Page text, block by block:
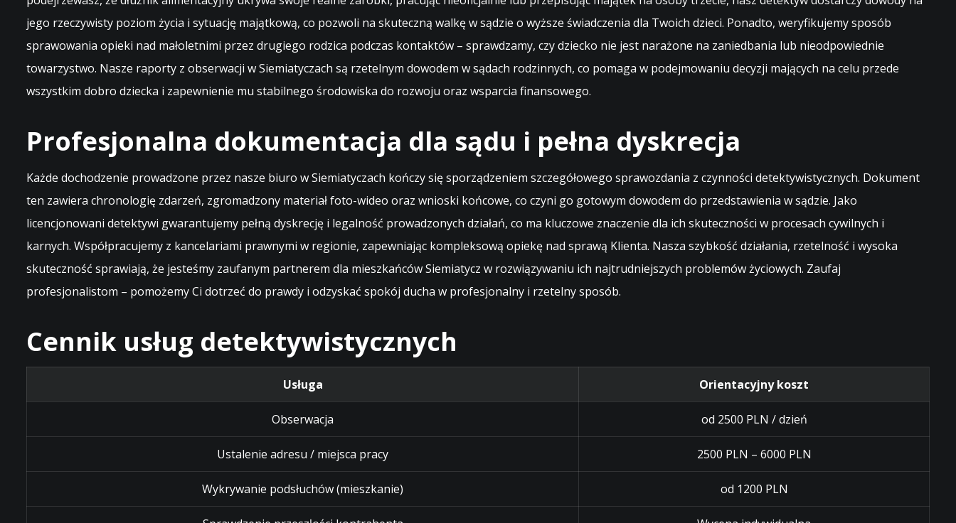
jego rzeczywisty poziom życia i sytuację majątkową, co pozwoli na skuteczną walkę w sądzie o wyższe świadczenia dla Twoich dzieci. Ponadto, weryfikujemy sposób
sprawowania opieki nad małoletnimi przez drugiego rodzica podczas kontaktów – sprawdzamy, czy dziecko nie jest narażone na zaniedbania lub nieodpowiednie
towarzystwo. Nasze raporty z obserwacji w Siemiatyczach są rzetelnym dowodem w sądach rodzinnych, co pomaga w podejmowaniu decyzji mających na celu przede
wszystkim dobro dziecka i zapewnienie mu stabilnego środowiska do rozwoju oraz wsparcia finansowego.
Profesjonalna dokumentacja dla sądu i pełna dyskrecja
Każde dochodzenie prowadzone przez nasze biuro w Siemiatyczach kończy się sporządzeniem szczegółowego sprawozdania z czynności detektywistycznych. Dokument
ten zawiera chronologię zdarzeń, zgromadzony materiał foto-wideo oraz wnioski końcowe, co czyni go gotowym dowodem do przedstawienia w sądzie. Jako
licencjonowani detektywi gwarantujemy pełną dyskrecję i legalność prowadzonych działań, co ma kluczowe znaczenie dla ich skuteczności w procesach cywilnych i
karnych. Współpracujemy z kancelariami prawnymi w regionie, zapewniając kompleksową opiekę nad sprawą Klienta. Nasza szybkość działania, rzetelność i wysoka
skuteczność sprawiają, że jesteśmy zaufanym partnerem dla mieszkańców Siemiatycz w rozwiązywaniu ich najtrudniejszych problemów życiowych. Zaufaj
profesjonalistom – pomożemy Ci dotrzeć do prawdy i odzyskać spokój ducha w profesjonalny i rzetelny sposób.
Cennik usług detektywistycznych
Usługa Orientacyjny koszt
Obserwacja od 2500 PLN / dzień
Ustalenie adresu / miejsca pracy 2500 PLN – 6000 PLN
Wykrywanie podsłuchów (mieszkanie) od 1200 PLN